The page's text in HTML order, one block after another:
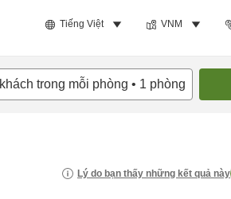
Tiếng Việt VNM
khách trong mỗi phòng • 1 phòng
Lý do bạn thấy những kết quả này